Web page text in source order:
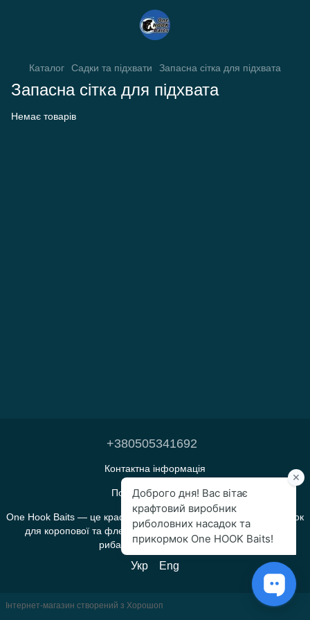
Каталог Садки та підхвати Запасна сітка для підхвата
Запасна сітка для підхвата
Немає товарів
+380505341692
Контактна інформація
Повна версія сайту
One Hook Baits — це крафтове виробництво прикормок і насадок
для коропової та флет-фідерної риболовлі, яке створене
рибалками для рибалок.
Укр Eng
Інтернет-магазин створений з Хорошоп